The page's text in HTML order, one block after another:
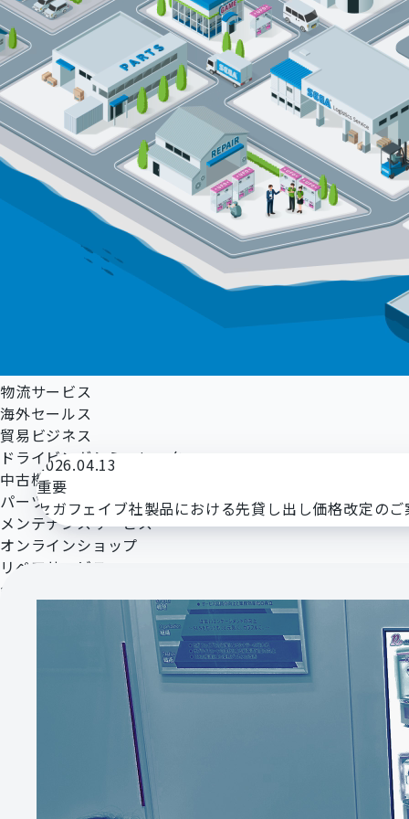
物流サービス
海外セールス
貿易ビジネス
ドライビングシミュレーター
中古機ビジネス
パーツサポート
メンテナンスサービス
オンラインショップ
リペアサービス
会社概要
2026.07.10
お知らせ
e-supply窓口 夏季営業日のご案内（2026年8月）
2026.04.13
重要
セガフェイブ社製品における先貸し出し価格改定のご